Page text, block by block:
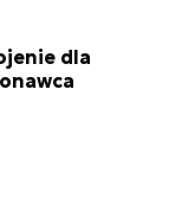
dla